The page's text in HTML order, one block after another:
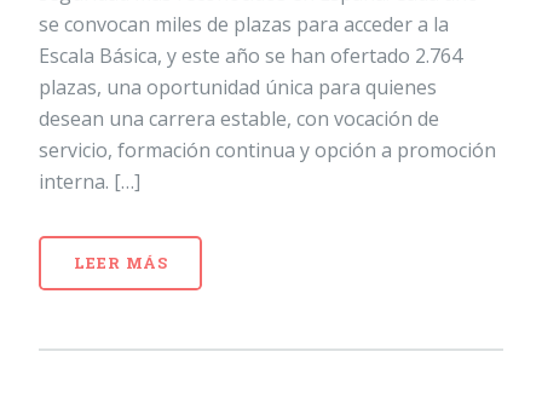
se convocan miles de plazas para acceder a la
Escala Básica, y este año se han ofertado 2.764
plazas, una oportunidad única para quienes
desean una carrera estable, con vocación de
servicio, formación continua y opción a promoción
interna. […]
LEER MÁS